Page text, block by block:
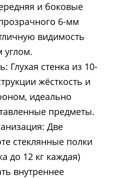
и боковые
6-мм
видимость
углом.
Глухая стенка из 10-
жёсткость и
идеально
предметы.
Две
стеклянные полки
до 12 кг каждая)
внутреннее